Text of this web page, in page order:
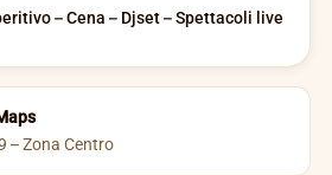
– Cena – Djset – Spettacoli live
– Zona Centro